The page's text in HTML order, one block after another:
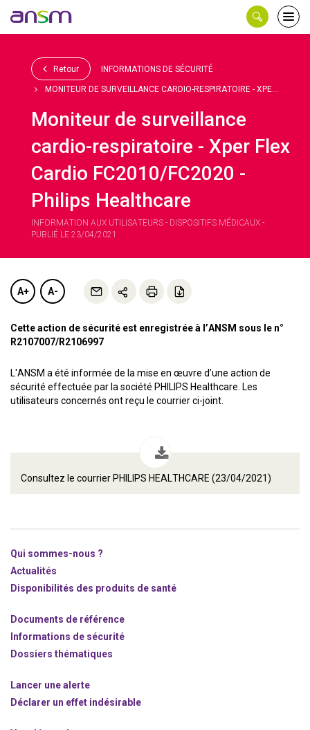
le
Retour INFORMATIONS DE SÉCURITÉ
MONITEUR DE SURVEILLANCE CARDIO-RESPIRATOIRE - XPE...
Moniteur de surveillance
cardio-respiratoire - Xper Flex
Cardio FC2010/FC2020 -
Philips Healthcare
INFORMATION AUX UTILISATEURS - DISPOSITIFS MÉDICAUX -
PUBLIÉ LE 23/04/2021
A+ A-
Cette action de sécurité est enregistrée à l’ANSM sous le n°
R2107007/R2106997
L'ANSM a été informée de la mise en œuvre d’une action de
sécurité effectuée par la société PHILIPS Healthcare. Les
utilisateurs concernés ont reçu le courrier ci-joint.
Consultez le courrier PHILIPS HEALTHCARE (23/04/2021)
Qui sommes-nous ?
Actualités
Disponibilités des produits de santé
Documents de référence
Informations de sécurité
Dossiers thématiques
Lancer une alerte
Déclarer un effet indésirable